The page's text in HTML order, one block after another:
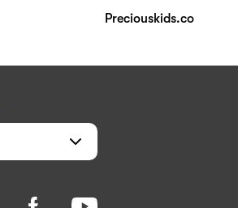
Preciouskids.co